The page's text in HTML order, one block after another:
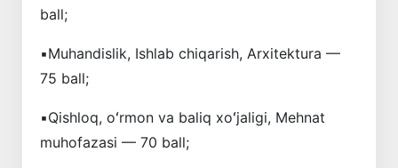
ball;
▪️Muhandislik, Ishlab chiqarish, Arxitektura —
75 ball;
▪️Qishloq, oʻrmon va baliq xoʻjaligi, Mehnat
muhofazasi — 70 ball;